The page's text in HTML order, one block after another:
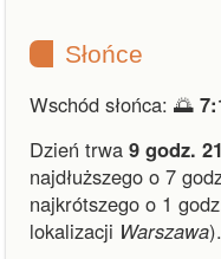
Słońce
Wschód słońca: 🌅
Dzień trwa 9 godz.
najdłuższego o 7
najkrótszego o 1
lokalizacji Warszawa).